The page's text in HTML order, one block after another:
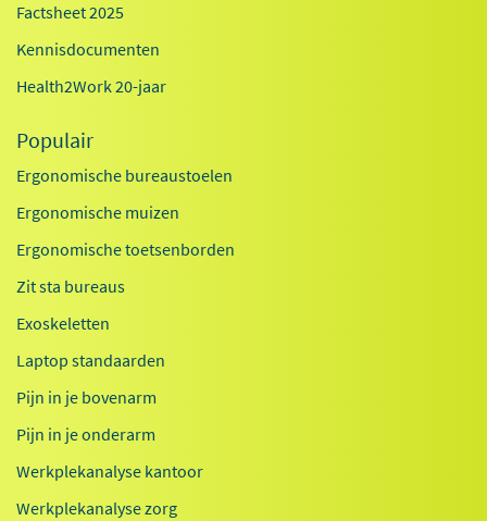
Factsheet 2025
Kennisdocumenten
Health2Work 20-jaar
Populair
Ergonomische bureaustoelen
Ergonomische muizen
Ergonomische toetsenborden
Zit sta bureaus
Exoskeletten
Laptop standaarden
Pijn in je bovenarm
Pijn in je onderarm
Werkplekanalyse kantoor
Werkplekanalyse zorg